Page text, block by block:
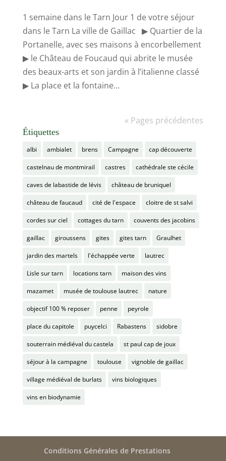
1 semaine dans le Tarn Jour 1 de votre séjour
dans le Tarn La ville de Gaillac ▶ Quartier de la
Portanelle, avec ses maisons à encorbellement
▶ le Château de Foucaud qui abrite le musée
des beaux-arts et son jardin à l’italienne classé
▶ La place et la fontaine...
« Pages précédentes
Étiquettes
albi ambialet brens Campagne cap découverte
castelnau de montmirail castres cathédrale ste cécile
caves de labastide de lévis château de bruniquel
château de faucaud cité de l'espace cloitre de st salvi
cordes sur ciel cottages du tarn couvents des jacobins
gaillac giroussens gites gites tarn Graulhet
jardin des martels l'échappée verte lautrec
Lisle sur tarn locations tarn maison des vins
mazamet musée de toulouse lautrec nature
objectif 100 % reposer penne peyrole
place du capitole puycelci Rabastens sidobre
souterrain médiéval du castela st paul cap de joux
séjour à la campagne toulouse vignoble de gaillac
village médiéval de burlats vins biologiques
vins en biodynamie
Conditions Générales de Prestations